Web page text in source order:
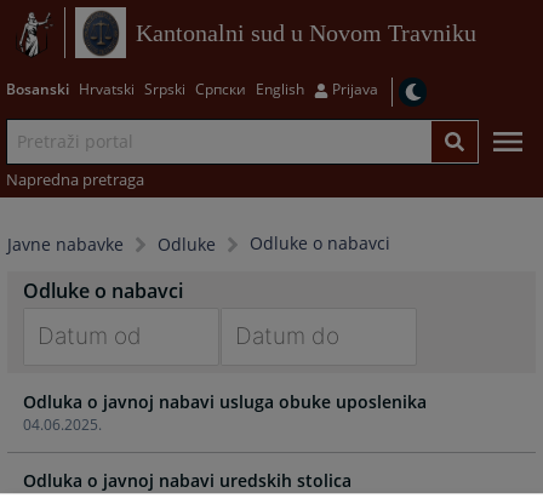
Kantonalni sud u Novom Travniku
Bosanski Hrvatski Srpski Српски English Prijava
Napredna pretraga
Javne nabavke Odluke Odluke o nabavci
Odluke o nabavci
forward
to
interact
with
forward
interact
with
04.06.2025.
Odluka o javnoj nabavi usluga obuke uposlenika
Odluka o javnoj nabavi uredskih stolica